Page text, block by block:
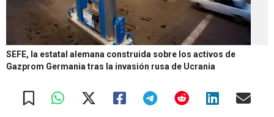
SEFE, la estatal alemana construida sobre los activos de
Gazprom Germania tras la invasión rusa de Ucrania